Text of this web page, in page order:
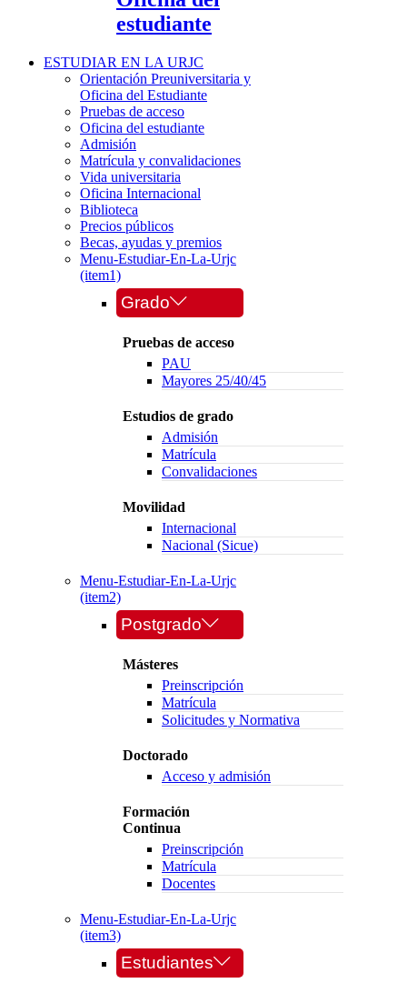
estudiante
ESTUDIAR EN LA URJC
Orientación Preuniversitaria y
Oficina del Estudiante
Pruebas de acceso
Oficina del estudiante
Admisión
Matrícula y convalidaciones
Vida universitaria
Oficina Internacional
Biblioteca
Precios públicos
Becas, ayudas y premios
Menu-Estudiar-En-La-Urjc
(item1)
Grado
Pruebas de acceso
PAU
Mayores 25/40/45
Estudios de grado
Admisión
Matrícula
Convalidaciones
Movilidad
Internacional
Nacional (Sicue)
Menu-Estudiar-En-La-Urjc
(item2)
Postgrado
Másteres
Preinscripción
Matrícula
Solicitudes y Normativa
Doctorado
Acceso y admisión
Formación
Continua
Preinscripción
Matrícula
Docentes
Menu-Estudiar-En-La-Urjc
(item3)
Estudiantes